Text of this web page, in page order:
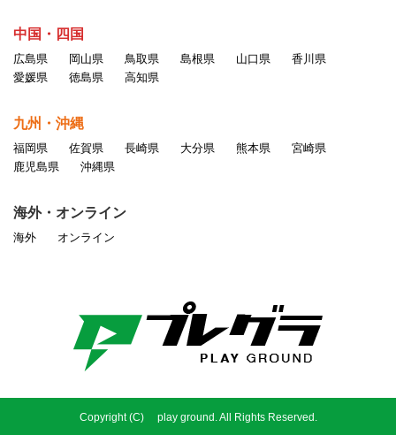
中国・四国
広島県 岡山県 鳥取県 島根県 山口県
香川県
愛媛県
徳島県 高知県
九州・沖縄
福岡県 佐賀県 長崎県 大分県 熊本県
宮崎県
鹿児島県
沖縄県
海外・オンライン
海外 オンライン
Copyright (C) play ground. All Rights Reserved.